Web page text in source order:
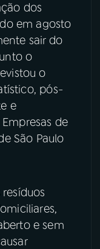
dos
em agosto
sair do
o
o
pós-
e
de
São Paulo
e sem